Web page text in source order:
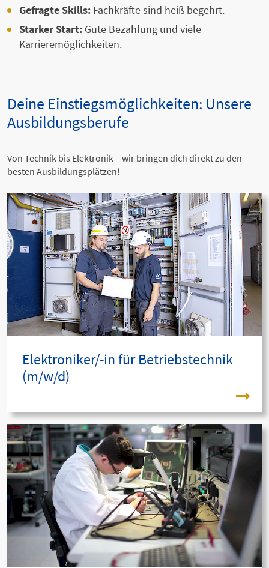
Gefragte Skills: Fachkräfte sind heiß begehrt.
Starker Start: Gute Bezahlung und viele
Karrieremöglichkeiten.
Deine Einstiegsmöglichkeiten: Unsere
Ausbildungsberufe
Von Technik bis Elektronik – wir bringen dich direkt zu den
besten Ausbildungsplätzen!
Elektroniker/-in für Betriebstechnik
(m/w/d)